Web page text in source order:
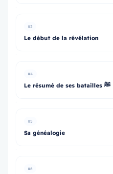
#3
Le début de la révélation
#4
Le résumé de ses batailles ﷺ
#5
Sa généalogie
#6